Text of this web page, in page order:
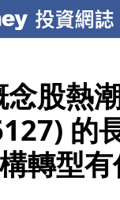
股熱
的
轉型